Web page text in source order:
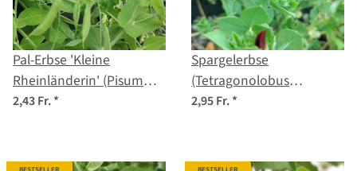
Pal-Erbse 'Kleine
Rheinländerin' (Pisum
sativum) Samen
2,43 Fr.*
Spargelerbse
(Tetragonolobus
purpureus) Samen
2,95 Fr.*